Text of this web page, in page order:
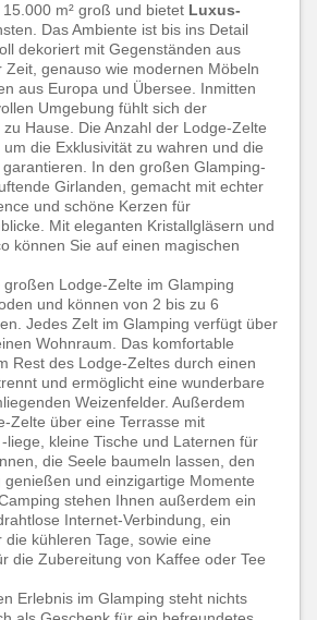
m² groß und bietet Luxus-
Das Ambiente ist bis ins Detail
dekoriert mit Gegenständen aus
Zeit, genauso wie modernen Möbeln
aus Europa und Übersee. Inmitten
Umgebung fühlt sich der
Hause. Die Anzahl der Lodge-Zelte
die Exklusivität zu wahren und die
In den großen Glamping-
Girlanden, gemacht mit echter
und schöne Kerzen für
Mit eleganten Kristallgläsern und
können Sie auf einen magischen
großen Lodge-Zelte im Glamping
und können von 2 bis zu 6
Jedes Zelt im Glamping verfügt über
Wohnraum. Das komfortable
Rest des Lodge-Zeltes durch einen
und ermöglicht eine wunderbare
Weizenfelder. Außerdem
Zelte über eine Terrasse mit
liege, kleine Tische und Laternen für
die Seele baumeln lassen, den
genießen und einzigartige Momente
stehen Ihnen außerdem ein
Internet-Verbindung, ein
die kühleren Tage, sowie eine
die Zubereitung von Kaffee oder Tee
Erlebnis im Glamping steht nichts